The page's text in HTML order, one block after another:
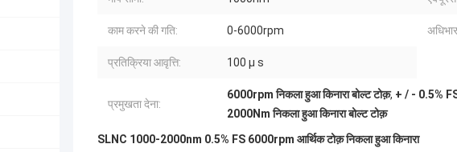
काम करने की गति: 0-6000rpm
प्रतिक्रिया आवृत्ति: 100 μ s
प्रमुखता देना:
6000rpm निकला हुआ किनारा बोल्ट टोक़, + / - 0.5% FS
2000Nm निकला हुआ किनारा बोल्ट टोक़
SLNC 1000-2000nm 0.5% FS 6000rpm आर्थिक टोक़ निकला हुआ किनारा